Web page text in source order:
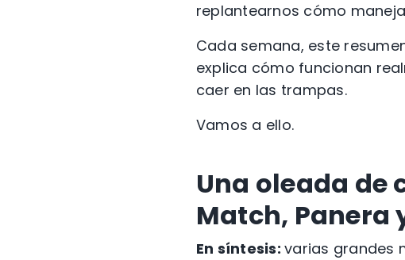
replantearnos cómo
Cada semana, este
explica cómo funcionan
caer en las trampas.
Vamos a ello.
Una oleada de
Match, Panera
En síntesis:varias grandes